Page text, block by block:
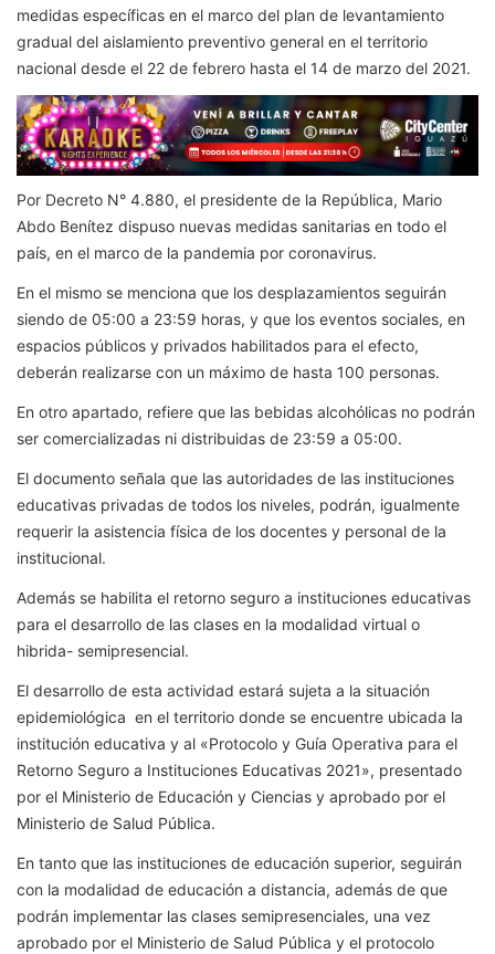
medidas específicas en el marco del plan de levantamiento
gradual del aislamiento preventivo general en el territorio
nacional desde el 22 de febrero hasta el 14 de marzo del 2021.
Por Decreto N° 4.880, el presidente de la República, Mario
Abdo Benítez dispuso nuevas medidas sanitarias en todo el
país, en el marco de la pandemia por coronavirus.
En el mismo se menciona que los desplazamientos seguirán
siendo de 05:00 a 23:59 horas, y que los eventos sociales, en
espacios públicos y privados habilitados para el efecto,
deberán realizarse con un máximo de hasta 100 personas.
En otro apartado, refiere que las bebidas alcohólicas no podrán
ser comercializadas ni distribuidas de 23:59 a 05:00.
El documento señala que las autoridades de las instituciones
educativas privadas de todos los niveles, podrán, igualmente
requerir la asistencia física de los docentes y personal de la
institucional.
Además se habilita el retorno seguro a instituciones educativas
para el desarrollo de las clases en la modalidad virtual o
hibrida- semipresencial.
El desarrollo de esta actividad estará sujeta a la situación
epidemiológica en el territorio donde se encuentre ubicada la
institución educativa y al «Protocolo y Guía Operativa para el
Retorno Seguro a Instituciones Educativas 2021», presentado
por el Ministerio de Educación y Ciencias y aprobado por el
Ministerio de Salud Pública.
En tanto que las instituciones de educación superior, seguirán
con la modalidad de educación a distancia, además de que
podrán implementar las clases semipresenciales, una vez
aprobado por el Ministerio de Salud Pública y el protocolo